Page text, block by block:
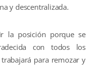
y descentralizada.
la posición porque se
con todos los
para remozar y